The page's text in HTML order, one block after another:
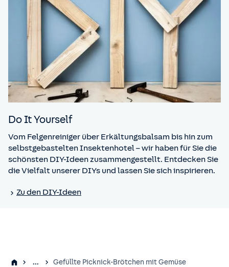
Do It Yourself
Vom Felgenreiniger über Erkältungsbalsam bis hin zum
selbstgebastelten Insektenhotel – wir haben für Sie die
schönsten DIY-Ideen zusammengestellt. Entdecken Sie
die Vielfalt unserer DIYs und lassen Sie sich inspirieren.
Zu den DIY-Ideen
... Gefüllte Picknick-Brötchen mit Gemüse